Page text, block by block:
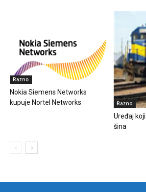
Razno
Nokia Siemens Networks
kupuje Nortel Networks
Razno
Uređaj
šina